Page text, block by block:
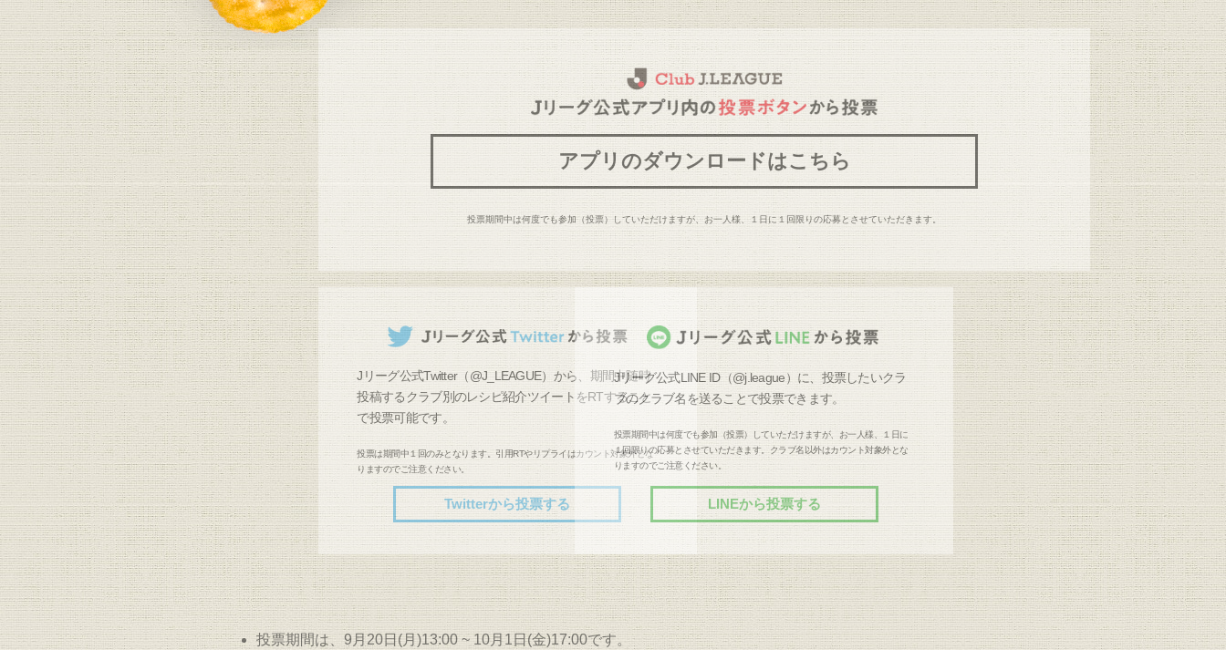
アプリのダウンロードはこちら
投票期間中は何度でも参加（投票）していただけますが、お一人様、１日に１回限りの応募とさせていただきます。
Jリーグ公式Twitter（@J_LEAGUE）から、期間中随時
投稿するクラブ別のレシピ紹介ツイートをRTすること
で投票可能です。
投票は期間中１回のみとなります。引用RTやリプライはカウント対象外とな
りますのでご注意ください。
Twitterから投票する
Jリーグ公式LINE ID（@j.league）に、投票したいクラ
ブのクラブ名を送ることで投票できます。
投票期間中は何度でも参加（投票）していただけますが、お一人様、１日に
１回限りの応募とさせていただきます。クラブ名以外はカウント対象外とな
りますのでご注意ください。
LINEから投票する
投票期間は、9月20日(月)13:00 ~ 10月1日(金)17:00です。